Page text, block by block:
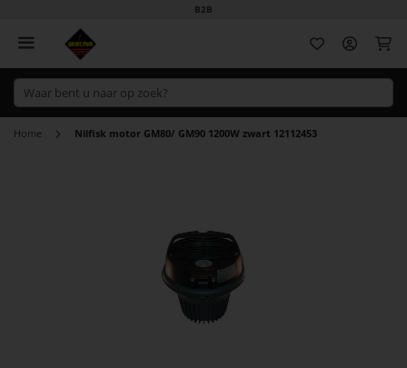
B2B
Home Nilfisk motor GM80/ GM90 1200W zwart 12112453